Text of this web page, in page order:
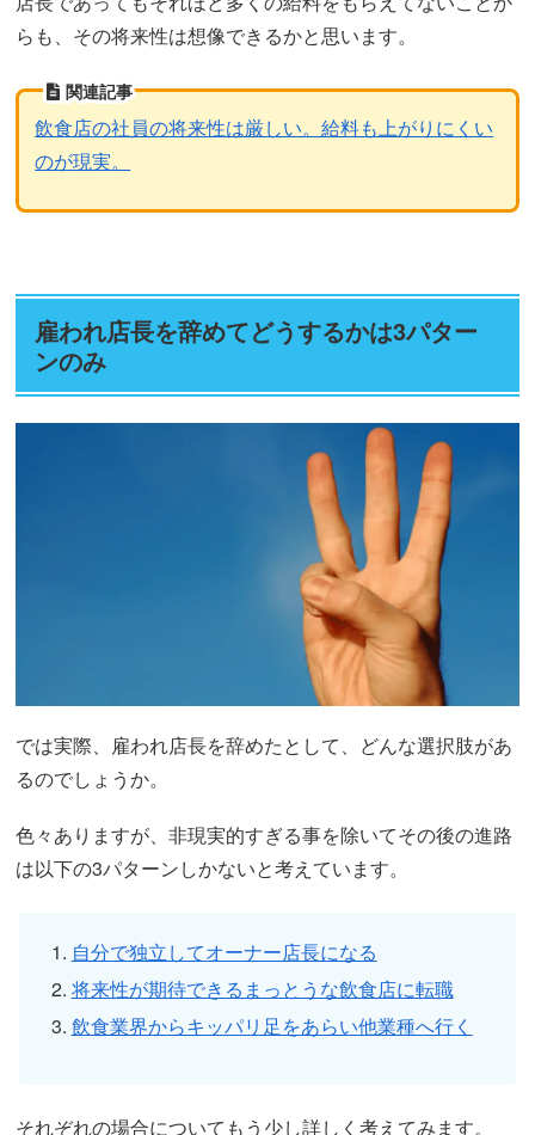
らも、その将来性は想像できるかと思います。
関連記事
飲食店の社員の将来性は厳しい。給料も上がりにくい
のが現実。
雇われ店長を辞めてどうするかは3パター
ンのみ
では実際、雇われ店長を辞めたとして、どんな選択肢があ
るのでしょうか。
色々ありますが、非現実的すぎる事を除いてその後の進路
は以下の3パターンしかないと考えています。
自分で独立してオーナー店長になる
将来性が期待できるまっとうな飲食店に転職
飲食業界からキッパリ足をあらい他業種へ行く
それぞれの場合についてもう少し詳しく考えてみます。